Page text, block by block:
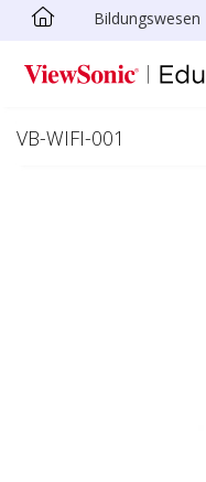
Skip to main content
Bildungswesen
VB-WIFI-001